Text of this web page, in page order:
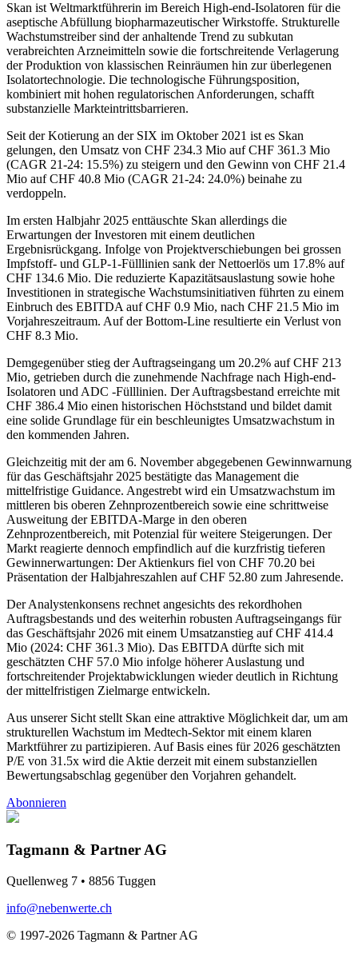
Skan ist Weltmarktführerin im Bereich High-end-Isolatoren für die
aseptische Abfüllung biopharmazeutischer Wirkstoffe. Strukturelle
Wachstumstreiber sind der anhaltende Trend zu subkutan
verabreichten Arzneimitteln sowie die fortschreitende Verlagerung
der Produktion von klassischen Reinräumen hin zur überlegenen
Isolatortechnologie. Die technologische Führungsposition,
kombiniert mit hohen regulatorischen Anforderungen, schafft
substanzielle Markteintrittsbarrieren.
Seit der Kotierung an der SIX im Oktober 2021 ist es Skan
gelungen, den Umsatz von CHF 234.3 Mio auf CHF 361.3 Mio
(CAGR 21-24: 15.5%) zu steigern und den Gewinn von CHF 21.4
Mio auf CHF 40.8 Mio (CAGR 21-24: 24.0%) beinahe zu
verdoppeln.
Im ersten Halbjahr 2025 enttäuschte Skan allerdings die
Erwartungen der Investoren mit einem deutlichen
Ergebnisrückgang. Infolge von Projektverschiebungen bei grossen
Impfstoff- und GLP-1-Fülllinien sank der Nettoerlös um 17.8% auf
CHF 134.6 Mio. Die reduzierte Kapazitätsauslastung sowie hohe
Investitionen in strategische Wachstumsinitiativen führten zu einem
Einbruch des EBITDA auf CHF 0.9 Mio, nach CHF 21.5 Mio im
Vorjahreszeitraum. Auf der Bottom-Line resultierte ein Verlust von
CHF 8.3 Mio.
Demgegenüber stieg der Auftragseingang um 20.2% auf CHF 213
Mio, getrieben durch die zunehmende Nachfrage nach High-end-
Isolatoren und ADC -Fülllinien. Der Auftragsbestand erreichte mit
CHF 386.4 Mio einen historischen Höchststand und bildet damit
eine solide Grundlage für ein beschleunigtes Umsatzwachstum in
den kommenden Jahren.
Gleichzeitig mit der am 6. November abgegebenen Gewinnwarnung
für das Geschäftsjahr 2025 bestätigte das Management die
mittelfristige Guidance. Angestrebt wird ein Umsatzwachstum im
mittleren bis oberen Zehnprozentbereich sowie eine schrittweise
Ausweitung der EBITDA-Marge in den oberen
Zehnprozentbereich, mit Potenzial für weitere Steigerungen. Der
Markt reagierte dennoch empfindlich auf die kurzfristig tieferen
Gewinnerwartungen: Der Aktienkurs fiel von CHF 70.20 bei
Präsentation der Halbjahreszahlen auf CHF 52.80 zum Jahresende.
Der Analystenkonsens rechnet angesichts des rekordhohen
Auftragsbestands und des weiterhin robusten Auftragseingangs für
das Geschäftsjahr 2026 mit einem Umsatzanstieg auf CHF 414.4
Mio (2024: CHF 361.3 Mio). Das EBITDA dürfte sich mit
geschätzten CHF 57.0 Mio infolge höherer Auslastung und
fortschreitender Projektabwicklungen wieder deutlich in Richtung
der mittelfristigen Zielmarge entwickeln.
Aus unserer Sicht stellt Skan eine attraktive Möglichkeit dar, um am
strukturellen Wachstum im Medtech-Sektor mit einem klaren
Marktführer zu partizipieren. Auf Basis eines für 2026 geschätzten
P/E von 31.5x wird die Aktie derzeit mit einem substanziellen
Bewertungsabschlag gegenüber den Vorjahren gehandelt.
Abonnieren
Tagmann & Partner AG
Quellenweg 7 • 8856 Tuggen
info@nebenwerte.ch
© 1997-2026 Tagmann & Partner AG